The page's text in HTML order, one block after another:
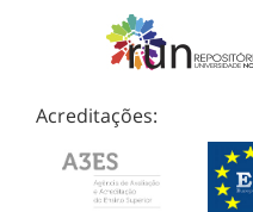
Acreditações: